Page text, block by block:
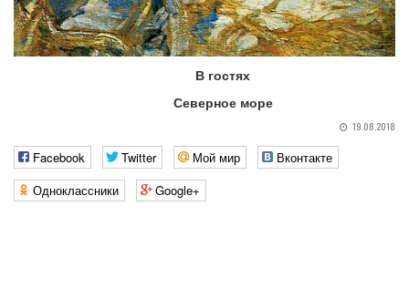
В гостях
Северное море
19.08.2018
Facebook Twitter Мой мир
Вконтакте
Одноклассники
Google+